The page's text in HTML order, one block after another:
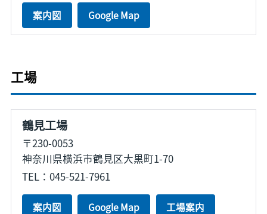
案内図 Google Map
工場
鶴見工場
〒230-0053
神奈川県横浜市鶴見区大黒町1-70
TEL：045-521-7961
案内図 Google Map 工場案内